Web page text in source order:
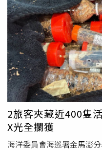
苯(a)駢芘超標風險。二、
目前製程設備未發現有直
多項製程參數與品質管制
善措施，亦未建立因應風
實食品安全管理及風險管
學危害納入食品安全管理
高風險原料放寬品質管制
率，增加苯(a)駢芘超標風
原料風險管理、製程監控
風險管控能力。此外，行
生管理法部分條文修正草
源頭管理、製程管理、異
方向，強化食品安全監測
2旅客夾藏近400隻
X光全攔獲
海洋委員會海巡署金馬澎